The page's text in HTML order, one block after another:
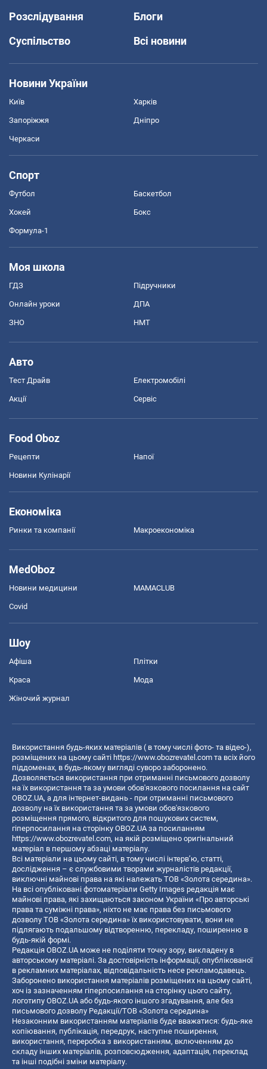
Розслідування
Блоги
Суспільство
Всі новини
Новини України
Київ Харків
Запоріжжя Дніпро
Черкаси
Спорт
Футбол Баскетбол
Хокей Бокс
Формула-1
Моя школа
ГДЗ Підручники
Онлайн уроки ДПА
ЗНО НМТ
Авто
Тест Драйв Електромобілі
Акції Сервіс
Food Oboz
Рецепти Напої
Новини Кулінарії
Економіка
Ринки та компанії Макроекономіка
MedOboz
Новини медицини MAMACLUB
Covid
Шоу
Афіша Плітки
Краса Мода
Жіночий журнал
Використання будь-яких матеріалів ( в тому числі фото- та відео-),
розміщених на цьому сайті https://www.obozrevatel.com та всіх його
піддоменах, в будь-якому вигляді суворо заборонено.
Дозволяється використання при отриманні письмового дозволу
на їх використання та за умови обов'язкового посилання на сайт
OBOZ.UA, а для інтернет-видань - при отриманні письмового
дозволу на їх використання та за умови обов'язкового
розміщення прямого, відкритого для пошукових систем,
гіперпосилання на сторінку OBOZ.UA за посиланням
https://www.obozrevatel.com, на якій розміщено оригінальний
матеріал в першому абзаці матеріалу.
Всі матеріали на цьому сайті, в тому числі інтерв’ю, статті,
дослідження – є службовими творами журналістів редакції,
виключні майнові права на які належать ТОВ «Золота середина».
На всі опубліковані фотоматеріали Getty Images редакція має
майнові права, які захищаються законом України «Про авторські
права та суміжні права», ніхто не має права без письмового
дозволу ТОВ «Золота середина» їх використовувати, вони не
підлягають подальшому відтворенню, перекладу, поширенню в
будь-якій формі.
Редакція OBOZ.UA може не поділяти точку зору, викладену в
авторському матеріалі. За достовірність інформації, опублікованої
в рекламних матеріалах, відповідальність несе рекламодавець.
Заборонено використання матеріалів розміщених на цьому сайті,
хоч із зазначенням гіперпосилання на сторінку цього сайту,
логотипу OBOZ.UA або будь-якого іншого згадування, але без
письмового дозволу Редакції/ТОВ «Золота середина»
Незаконним використанням матеріалів буде вважатися: будь-яке
копiювання, публiкацiя, передрук, наступне поширення,
використання, переробка з використанням, включенням до
складу інших матеріалів, розповсюдження, адаптація, переклад
та інші подібні зміни матеріалу.